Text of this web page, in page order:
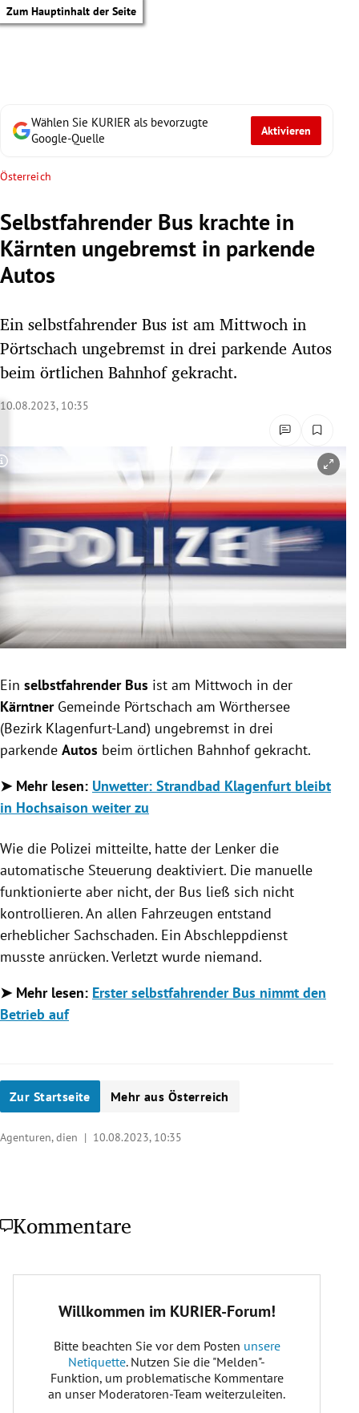
Zum Hauptinhalt der Seite
Untermenü
Untermenü
Untermenü
Untermenü
Untermenü
Untermenü
Untermenü
Untermenü
Wählen Sie KURIER als bevorzugte
Google-Quelle
Aktivieren
Österreich
Selbstfahrender Bus krachte in
Kärnten ungebremst in parkende
Autos
Ein selbstfahrender Bus ist am Mittwoch in
Pörtschach ungebremst in drei parkende Autos
beim örtlichen Bahnhof gekracht.
10.08.2023, 10:35
Copyright-Hinweis öffnen/schließen
Ein selbstfahrender Bus ist am Mittwoch in der
KärntnerGemeinde Pörtschach am Wörthersee
(Bezirk Klagenfurt-Land) ungebremst in drei
parkende Autos beim örtlichen Bahnhof gekracht.
➤ Mehr lesen: Unwetter: Strandbad Klagenfurt bleibt
in Hochsaison weiter zu
Wie die Polizei mitteilte, hatte der Lenker die
automatische Steuerung deaktiviert. Die manuelle
funktionierte aber nicht, der Bus ließ sich nicht
kontrollieren. An allen Fahrzeugen entstand
erheblicher Sachschaden. Ein Abschleppdienst
musste anrücken. Verletzt wurde niemand.
➤ Mehr lesen: Erster selbstfahrender Bus nimmt den
Betrieb auf
Zur Startseite Mehr aus Österreich
Agenturen, dien | 10.08.2023, 10:35
Kommentare